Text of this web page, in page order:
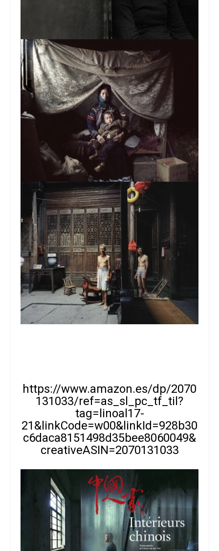
https://www.amazon.es/dp/2070
131033/ref=as_sl_pc_tf_til?
tag=linoal17-
21&linkCode=w00&linkId=928b30
c6daca8151498d35bee8060049&
creativeASIN=2070131033